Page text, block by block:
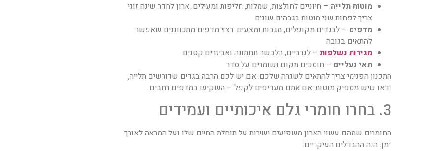
מוטות תלייה – חיוניים לחולצות, שמלות, חליפות ומעילים. ארון לחדר שינה זוגי
צריך לפחות שני מוטות בגבהים שונים
מדפים – לבגדים מקופלים, מגבות ומצעים. רצוי מדפים מתכווננים שאפשר
להתאים בגובה
מגירות נשלפות – לגרביים, הלבשה תחתונה ואביזרים קטנים
תאי נעליים – חוסכים מקום ושומרים על סדר
התכנון הפנימי צריך להתאים לשגרה שלכם. אם יש לכם הרבה בגדים שדורשים תלייה,
ודאו שיש מספיק מוטות. אם אתם מעדיפים לקפל – השקיעו במדפים רחבים.
3. בחרו חומרי גלם איכותיים ועמידים
החומרים שמהם עשוי הארון משפיעים ישירות על תוחלת החיים שלו ועל המראה לאורך
זמן. הנה ההבדלים העיקריים: